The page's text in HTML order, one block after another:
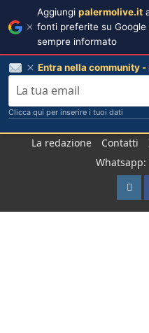
La redazione Contatti
Whatsapp:
Aggiungi palermolive.it
fonti preferite su
sempre informato
Entra nella community
Clicca qui per inserire i tuoi dati